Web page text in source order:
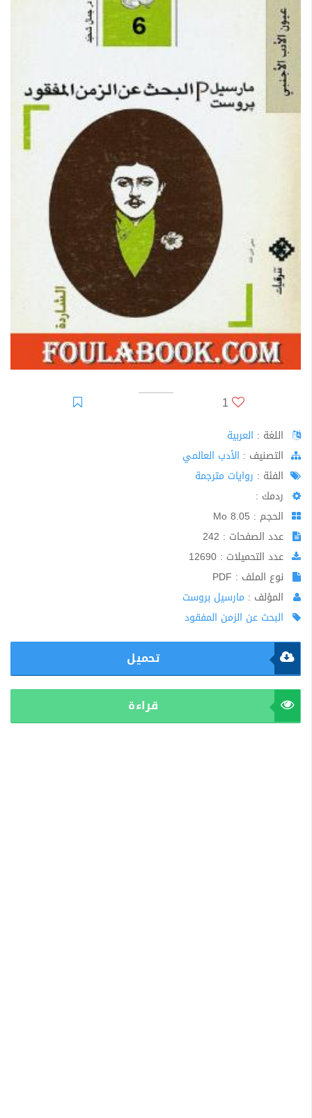
1
اللغة : العربية
اﻟﺘﺼﻨﻴﻒ : الأدب العالمي
الفئة : روايات مترجمة
ردمك :
الحجم : 8.05 Mo
عدد الصفحات : 242
عدد التحميلات : 12690
نوع الملف : PDF
المؤلف : مارسيل بروست
البحث عن الزمن المفقود
تحميل
قراءة